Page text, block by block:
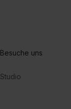
Besuche uns
Studio